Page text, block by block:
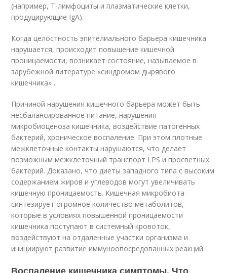
(например, Т-лимфоциты и плазматические клетки,
продуцирующие IgA).
Когда целостность эпителиального барьера кишечника
нарушается, происходит повышение кишечной
проницаемости, возникает состояние, называемое в
зарубежной литературе «синдромом дырявого
кишечника» .
Причиной нарушения кишечного барьера может быть
несбалансированное питание, нарушения
микробиоценоза кишечника, воздействие патогенных
бактерий, хроническое воспаление. При этом плотные
межклеточные контакты нарушаются, что делает
возможным межклеточный транспорт LPS и просветных
бактерий. Доказано, что диеты западного типа с высоким
содержанием жиров и углеводов могут увеличивать
кишечную проницаемость. Кишечная микробиота
синтезирует огромное количество метаболитов,
которые в условиях повышенной проницаемости
кишечника поступают в системный кровоток,
воздействуют на отдаленные участки организма и
инициируют развитие иммуноопосредованных реакций .
Воспаление кишечника симптомы. Что